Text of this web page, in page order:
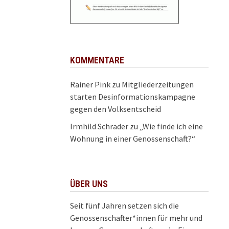
KOMMENTARE
Rainer Pink zu Mitgliederzeitungen
starten Desinformationskampagne
gegen den Volksentscheid
Irmhild Schrader zu „Wie finde ich eine
Wohnung in einer Genossenschaft?“
ÜBER UNS
Seit fünf Jahren setzen sich die
Genossenschafter*innen für mehr und